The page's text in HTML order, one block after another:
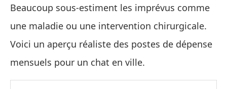
Beaucoup sous-estiment les imprévus comme
une maladie ou une intervention chirurgicale.
Voici un aperçu réaliste des postes de dépense
mensuels pour un chat en ville.